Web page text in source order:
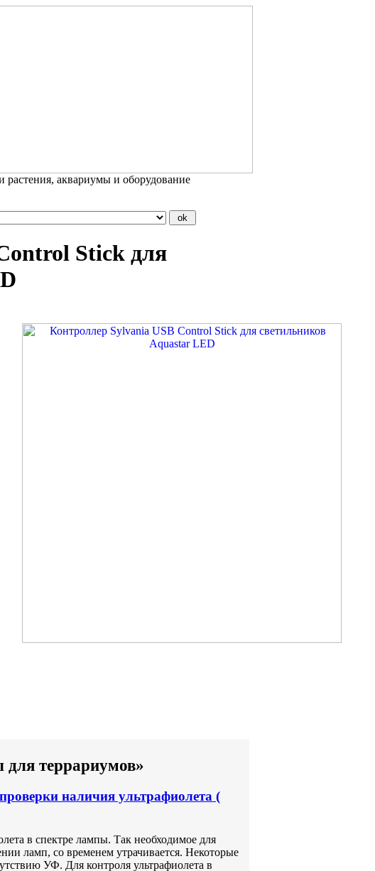
аквариумы и оборудование
Stick для
для террариумов»
наличия ультрафиолета (
в спектре лампы. Так необходимое для
ламп, со временем утрачивается. Некоторые
УФ. Для контроля ультрафиолета в